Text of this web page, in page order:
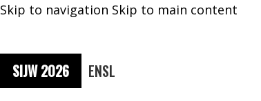
Skip to navigation Skip to main content
SIJW 2026 ENSL